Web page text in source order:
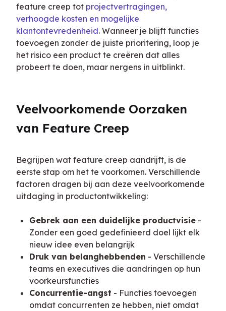
feature creep tot projectvertragingen,
verhoogde kosten en mogelijke
klantontevredenheid. Wanneer je blijft functies
toevoegen zonder de juiste prioritering, loop je
het risico een product te creëren dat alles
probeert te doen, maar nergens in uitblinkt.
Veelvoorkomende Oorzaken
van Feature Creep
Begrijpen wat feature creep aandrijft, is de
eerste stap om het te voorkomen. Verschillende
factoren dragen bij aan deze veelvoorkomende
uitdaging in productontwikkeling:
Gebrek aan een duidelijke productvisie -
Zonder een goed gedefinieerd doel lijkt elk
nieuw idee even belangrijk
Druk van belanghebbenden - Verschillende
teams en executives die aandringen op hun
voorkeursfuncties
Concurrentie-angst - Functies toevoegen
omdat concurrenten ze hebben, niet omdat